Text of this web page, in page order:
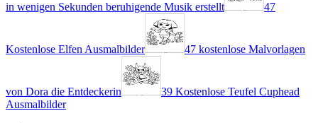
in wenigen Sekunden beruhigende Musik erstellt 47
Kostenlose Elfen Ausmalbilder 47 kostenlose Malvorlagen
von Dora die Entdeckerin
39 Kostenlose Teufel Cuphead
Ausmalbilder